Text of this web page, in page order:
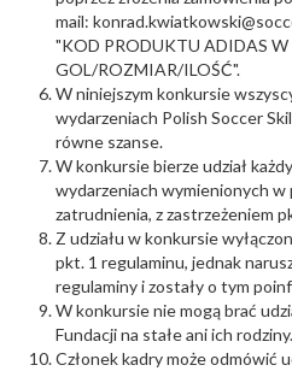
mail:
"KOD PRODUKTU ADIDAS W
GOL/ROZMIAR/ILOŚĆ".
W niniejszym konkursie
wydarzeniach Polish Soccer
równe szanse.
W konkursie bierze udział
wydarzeniach wymienionych
zatrudnienia, z zastrzeżeniem
Z udziału w konkursie
pkt. 1 regulaminu, jednak
regulaminy i zostały o tym
W konkursie nie mogą brać
Fundacji na stałe ani ich rodziny.
Członek kadry może odmówić